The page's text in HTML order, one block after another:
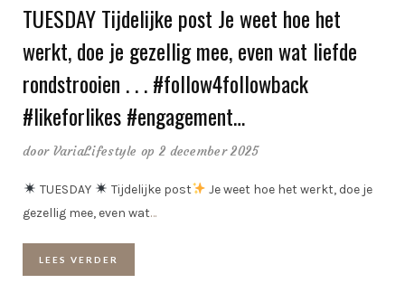
TUESDAY Tijdelijke post Je weet hoe het
werkt, doe je gezellig mee, even wat liefde
rondstrooien . . . #follow4followback
#likeforlikes #engagement…
door VariaLifestyle op 2 december 2025
TUESDAY Tijdelijke post
Je weet hoe het werkt, doe je
gezellig mee, even wat…
LEES VERDER